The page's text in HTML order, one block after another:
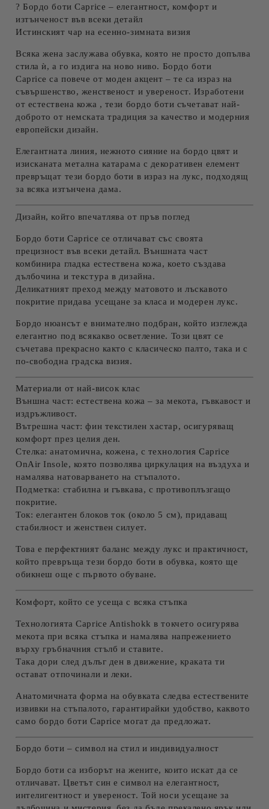
? Бордо боти Caprice – елегантност, комфорт и
изтънченост във всеки детайл
Истинският чар на есенно-зимната визия
Всяка жена заслужава обувка, която не просто допълва
стила ѝ, а го издига на ново ниво. Бордо боти
Caprice са повече от моден акцент – те са израз на
съвършенство, женственост и увереност. Изработени
от естествена кожа , тези бордо боти съчетават най-
доброто от немската традиция за качество и модерния
европейски дизайн.
Елегантната линия, нежното сияние на бордо цвят и
изисканата метална катарама с декоративен елемент
превръщат тезибордо боти в израз на лукс, подходящ
за всяка изтънчена дама.
Дизайн, който впечатлява от пръв поглед
Бордо боти Caprice се отличават със своята
прецизност във всеки детайл. Външната част
комбинира гладка естествена кожа, което създава
дълбочина и текстура в дизайна.
Деликатният преход между матовото и лъскавото
покритие придава усещане за класа и модерен лукс.
Бордо нюансът е внимателно подбран, който изглежда
елегантно под всякакво осветление. Този цвят се
съчетава прекрасно както с класическо палто, така и с
по-свободна градска визия.
Материали от най-висок клас
Външна част: естествена кожа – за мекота, гъвкавост и
издръжливост.
Вътрешна част: фин текстилен хастар, осигуряващ
комфорт през целия ден.
Стелка: анатомична, кожена, с технология Caprice
OnAir Insole, която позволява циркулация на въздуха и
намалява натоварването на стъпалото.
Подметка: стабилна и гъвкава, с противоплъзгащо
покритие.
Ток: елегантен блоков ток (около 5 см), придаващ
стабилност и женствен силует.
Това е перфектният баланс между лукс и практичност,
който превръща тезибордо боти в обувка, която ще
обикнеш още с първото обуване.
Комфорт, който се усеща с всяка стъпка
ТехнологиятаCaprice Antishokk в токчето осигурява
мекота при всяка стъпка и намалява напрежението
върху гръбначния стълб и ставите.
Така дори след дълъг ден в движение, краката ти
остават отпочинали и леки.
Анатомичната форма на обувката следва естествените
извивки на стъпалото, гарантирайки удобство, каквото
само бордо боти Caprice могат да предложат.
Бордо боти – символ на стил и индивидуалност
Бордо боти са изборът на жените, които искат да се
отличават. Цветът син е символ на елегантност,
интелигентност и увереност. Той носи усещане за